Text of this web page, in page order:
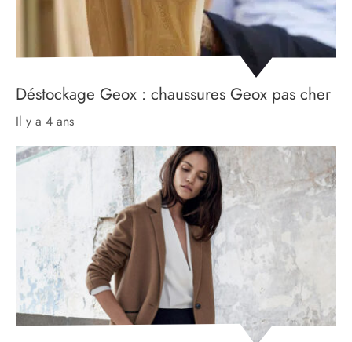
Déstockage Geox : chaussures Geox pas cher
il y a 4 ans